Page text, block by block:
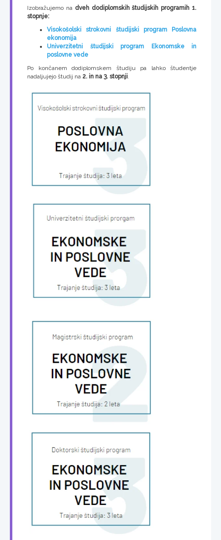
Izobražujemo na dveh dodiplomskih študijskih programih 1.
stopnje:
Visokošolski strokovni študijski program Poslovna
ekonomija
Univerzitetni študijski program Ekonomske in
poslovne vede
Po končanem dodiplomskem študiju pa lahko študentje
nadaljujejo študij na 2. in na 3. stopnji.